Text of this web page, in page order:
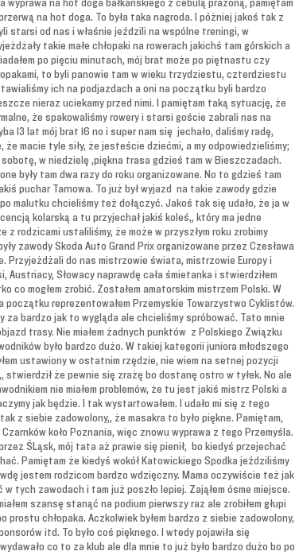
na hot doga. To była taka nagroda. I póżniej jakoś tak z
starsi od nas i właśnie jeździli na wspólne treningi, w
takie małe chłopaki na rowerach jakichś tam górskich a
po pięciu minutach, mój brat może po piętnastu czy
to byli panowie tam w wieku trzydziestu, czterdziestu
ich na podjazdach a oni na początku byli bardzo
nieraz uciekamy przed nimi. I pamiętam taką sytuację, że
że spakowaliśmy rowery i starsi goście zabrali nas na
13 lat mój brat 16 no i super nam się jechało, daliśmy radę,
macie tyle siły, że jesteście dziećmi, a my odpowiedzieliśmy;
sobotę, w niedzielę ,piękna trasa gdzieś tam w Bieszczadach.
były tam dwa razy do roku organizowane. No to gdzieś tam
puchar Tarnowa. To już był wyjazd na takie zawody gdzie
malutku chcieliśmy też dołączyć. Jakoś tak się udało, że ja w
kolarską a tu przyjechał jakiś koleś,, który ma jedne
z rodzicami ustaliliśmy, że może w przyszłym roku zrobimy
zawody Skoda Auto Grand Prix organizowane przez Czesława
Przyjeżdżali do nas mistrzowie świata, mistrzowie Europy i
Słowacy naprawdę cała śmietanka i stwierdziłem
mogłem zrobić. Zostałem amatorskim mistrzem Polski. W
reprezentowałem Przemyskie Towarzystwo Cyklistów.
za bardzo jak to wygląda ale chcieliśmy spróbować. Tato mnie
trasy. Nie miałem żadnych punktów z Polskiego Związku
było bardzo dużo. W takiej kategorii juniora młodszego
ustawiony w ostatnim rzędzie, nie wiem na setnej pozycji
stwierdził że pewnie się zrażę bo dostanę ostro w tyłek. No ale
nie miałem problemów, że tu jest jakiś mistrz Polski a
jak będzie. I tak wystartowałem. I udało mi się z tego
z siebie zadowolony,, że masakra to było piękne. Pamiętam,
koło Poznania, więc znowu wyprawa z tego Przemyśla.
ŚLąsk, mój tata aż prawie się pienił, bo kiedyś przejechać
Pamiętam że kiedyś wokół Katowickiego Spodka jeździliśmy
jestem rodzicom bardzo wdzięczny. Mama oczywiście też jak
tych zawodach i tam już poszło lepiej. Zająłem ósme miejsce.
szansę stanąć na podium pierwszy raz ale zrobiłem głupi
prostu chłopaka. Aczkolwiek byłem bardzo z siebie zadowolony,
itd. To było coś pięknego. I wtedy pojawiła się
co to za klub ale dla mnie to już było bardzo dużo bo po